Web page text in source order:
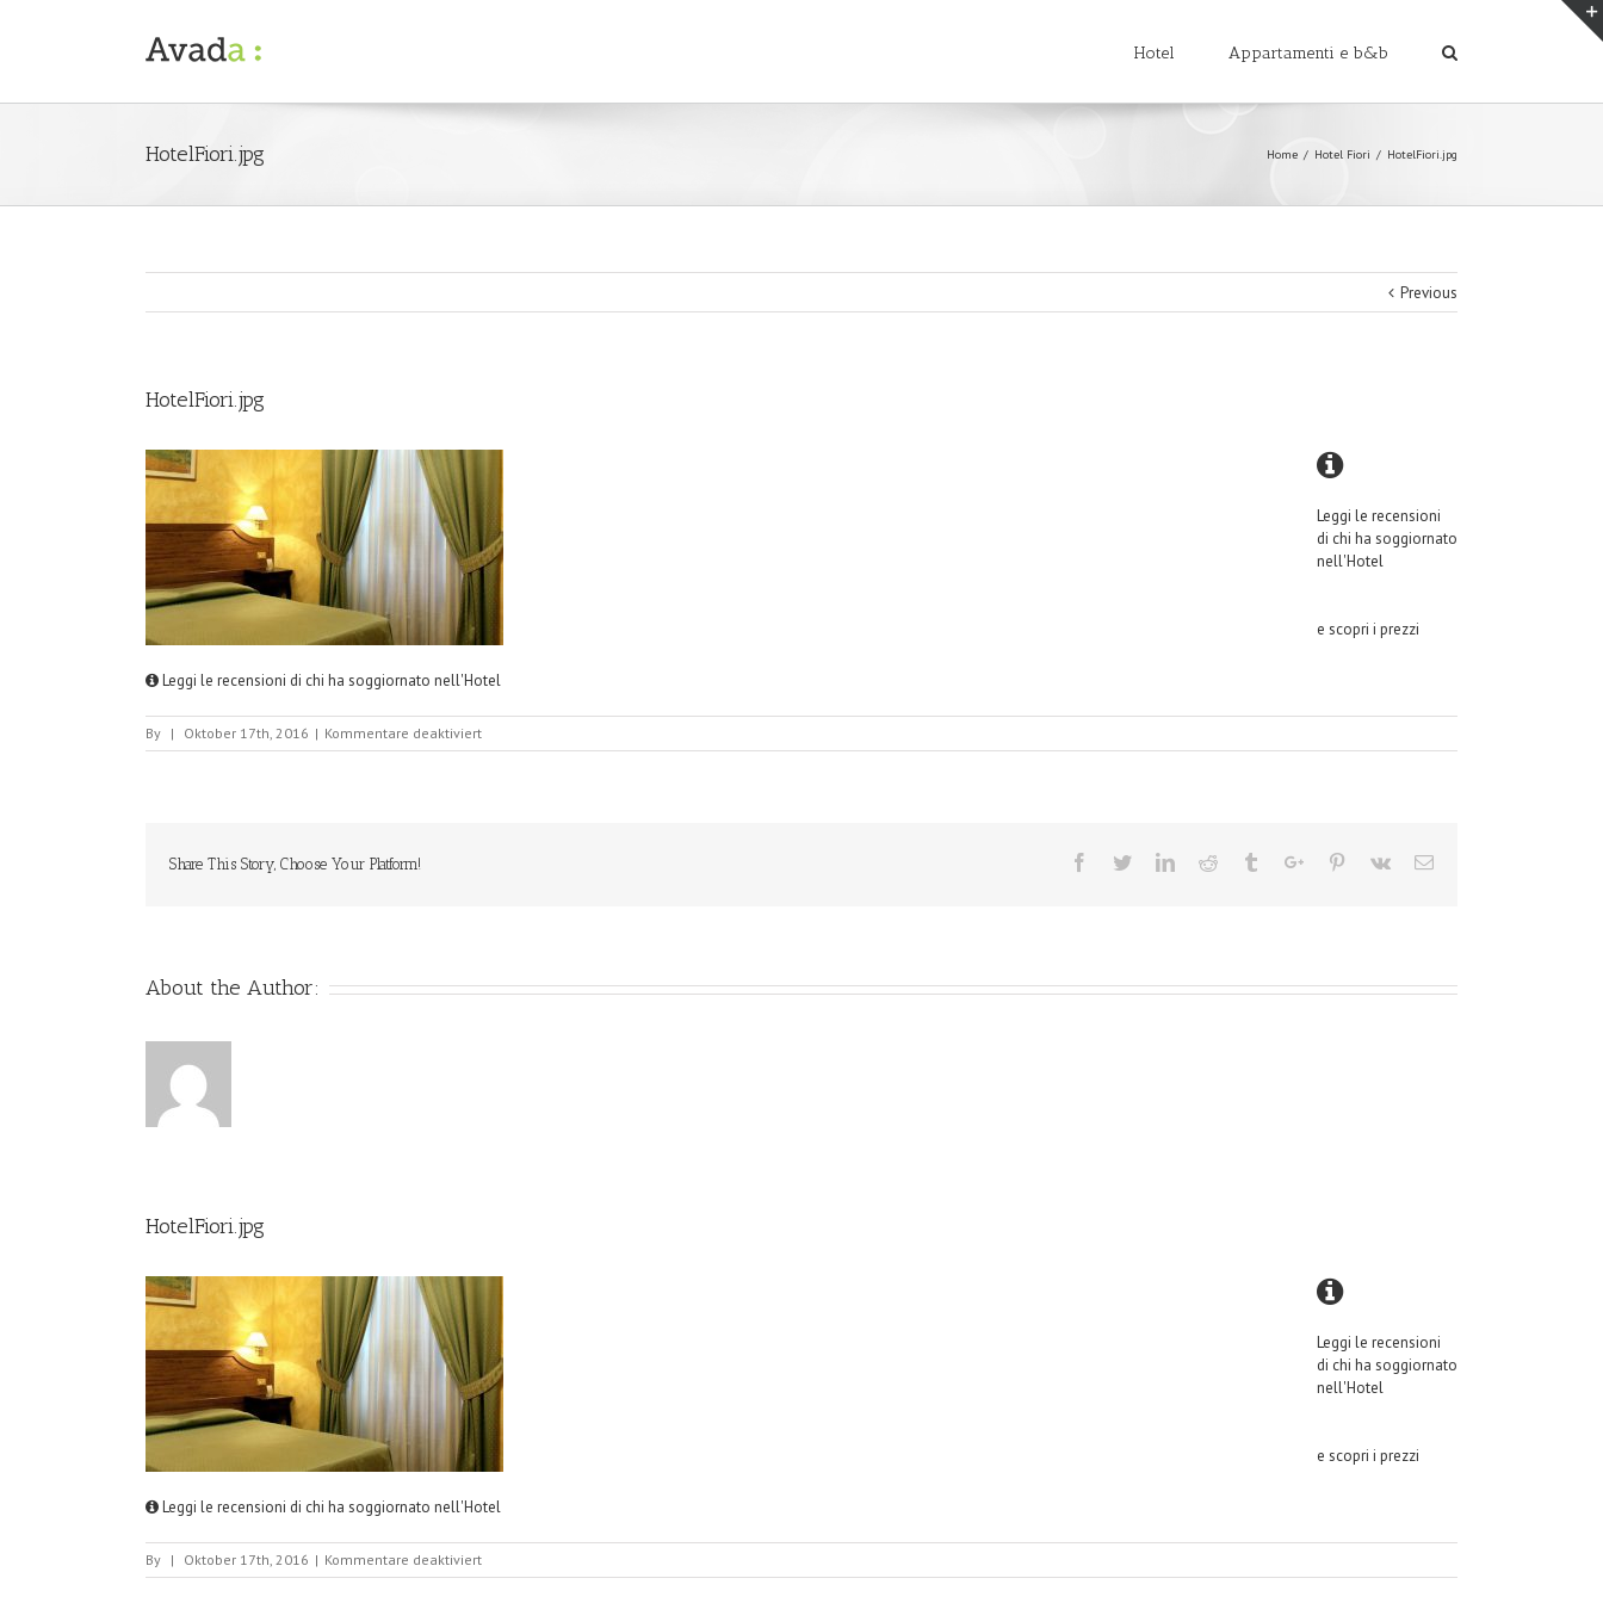
Hotel Appartamenti e b&b
HotelFiori.jpg Home / Hotel Fiori / HotelFiori.jpg
Previous
HotelFiori.jpg
Leggi le recensioni
di chi ha soggiornato
nell'Hotel
e scopri i prezzi
Leggi le recensioni di chi ha soggiornato nell'Hotel
By | Oktober 17th, 2016 | Kommentare deaktiviertfür
HotelFiori.jpg
Share This Story, Choose Your Platform! Facebook
TwitterLinkedinReddit TumblrGoogle+Pinterest
Vk Email
About the Author:
HotelFiori.jpg
Leggi le recensioni
di chi ha soggiornato
nell'Hotel
e scopri i prezzi
Leggi le recensioni di chi ha soggiornato nell'Hotel
By | Oktober 17th, 2016 | Kommentare deaktiviertfür
HotelFiori.jpg